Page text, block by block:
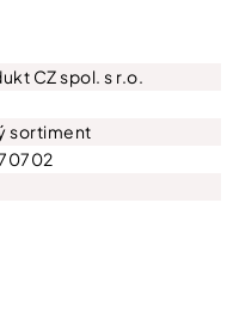
CZ spol. s r.o.
sortiment